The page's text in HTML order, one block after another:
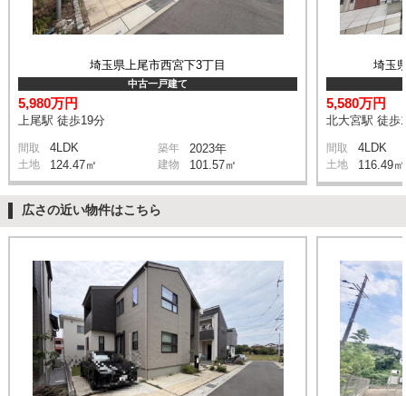
埼玉県上尾市西宮下3丁目
中古一戸建て
5,980万円
上尾駅 徒歩19分
間取 4LDK 築年 2023年
土地 124.47㎡ 建物 101.57㎡
埼玉
5,580万円
北大宮駅 徒歩
間取 4LDK
土地 116.49㎡
広さの近い物件はこちら